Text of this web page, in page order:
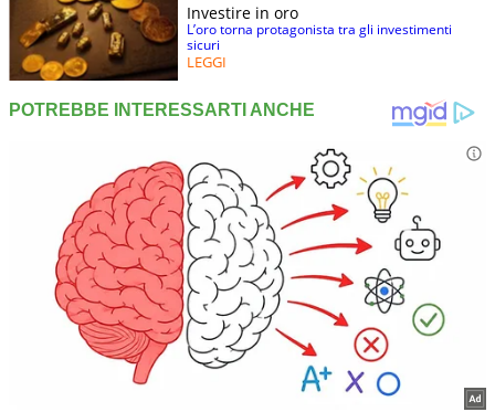
Investire in oro
L’oro torna protagonista tra gli investimenti
sicuri
LEGGI